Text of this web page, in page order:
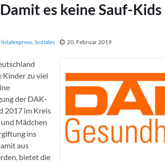
es keine Sauf-Kids
, Soziales 20. Februar 2019
Kinder zu viel
der DAK-
2017 im Kreis
Mädchen
ins
aus
bietet die